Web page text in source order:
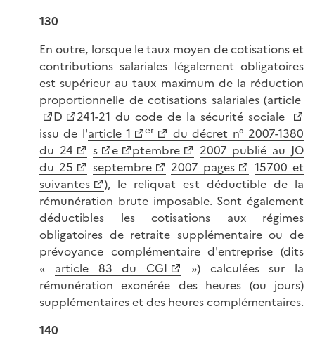
130
En outre, lorsque le taux moyen de cotisations et
contributions salariales légalement obligatoires
est supérieur au taux maximum de la réduction
proportionnelle de cotisations salariales (article
D
241-21 du code de la sécurité sociale
issu de l'article 1 er
du décret n° 2007-1380
du 24
s e ptembre
2007 publié au JO
du 25
septembre 2007 pages
15700 et
suivantes
), le reliquat est déductible de la
rémunération brute imposable. Sont également
déductibles les cotisations aux régimes
obligatoires de retraite supplémentaire ou de
prévoyance complémentaire d'entreprise (dits
« article 83 du CGI
») calculées sur la
rémunération exonérée des heures (ou jours)
supplémentaires et des heures complémentaires.
140